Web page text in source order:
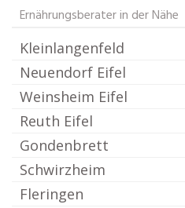
Ernährungsberater in der Nähe
Kleinlangenfeld
Neuendorf Eifel
Weinsheim Eifel
Reuth Eifel
Gondenbrett
Schwirzheim
Fleringen